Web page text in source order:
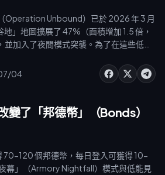
Operation Unbound）已於 2026 年 3 月
」地圖擴展了 47%（面積增加 1.5 倍，
加入了夜間模式突襲。為了在這些低能
括 1000 債券的基金組合箱（提供 6 個
券的菁英訂閱（增加 150 個倉庫格
04
變了「邦德幣」（Bonds）
70-120 個邦德幣，每日登入可獲得 10-
幕」（Armory Nightfall）模式與低能見